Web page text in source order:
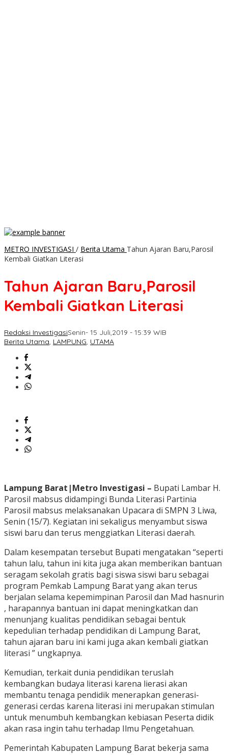
METRO INVESTIGASI / Berita Utama Tahun Ajaran Baru,Parosil
Kembali Giatkan Literasi
Tahun Ajaran Baru,Parosil
Kembali Giatkan Literasi
Redaksi InvestigasiSenin- 15 Juli,2019 - 15:39 WIB
Berita Utama, LAMPUNG, UTAMA
Lampung Barat|Metro Investigasi – Bupati Lambar H.
Parosil mabsus didampingi Bunda Literasi Partinia
Parosil mabsus melaksanakan Upacara di SMPN 3 Liwa,
Senin (15/7). Kegiatan ini sekaligus menyambut siswa
siswi baru dan terus menggiatkan Literasi daerah.
Dalam kesempatan tersebut Bupati mengatakan “seperti
tahun lalu, tahun ini kita juga akan memberikan bantuan
seragam sekolah gratis bagi siswa siswi baru sebagai
program Pemkab Lampung Barat yang akan terus
berjalan selama kepemimpinan Parosil dan Mad hasnurin
, harapannya bantuan ini dapat meningkatkan dan
menunjang kualitas pendidikan sebagai bentuk
kepedulian terhadap pendidikan di Lampung Barat,
tahun ajaran baru ini kami juga akan kembali giatkan
literasi ” ungkapnya.
Kemudian, terkait dunia pendidikan teruslah
kembangkan budaya literasi karena lierasi akan
membantu tenaga pendidik menerapkan generasi-
generasi cerdas karena literasi ini merupakan stimulan
untuk menumbuh kembangkan kebiasan Peserta didik
akan rasa ingin tahu terhadap Ilmu Pengetahuan.
Pemerintah Kabupaten Lampung Barat bekerja sama